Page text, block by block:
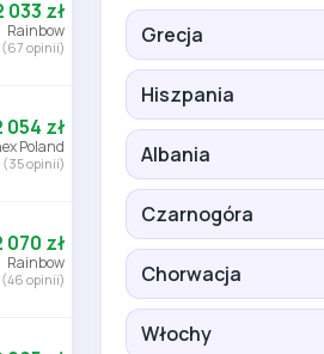
033 zł
Rainbow
(67 opinii)
054 zł
Poland
(35 opinii)
070 zł
Rainbow
(46 opinii)
Grecja
Hiszpania
Albania
Czarnogóra
Chorwacja
Włochy